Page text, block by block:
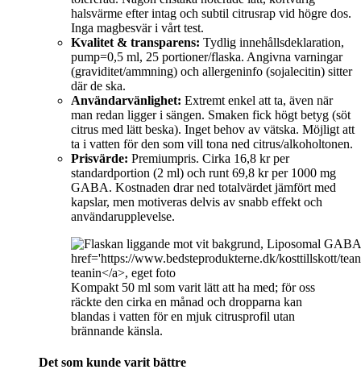
halsvärme efter intag och subtil citrusrap vid högre dos.
Inga magbesvär i vårt test.
Kvalitet & transparens: Tydlig innehållsdeklaration,
pump=0,5 ml, 25 portioner/flaska. Angivna varningar
(graviditet/ammning) och allergeninfo (sojalecitin) sitter
där de ska.
Användarvänlighet: Extremt enkel att ta, även när
man redan ligger i sängen. Smaken fick högt betyg (söt
citrus med lätt beska). Inget behov av vätska. Möjligt att
ta i vatten för den som vill tona ned citrus/alkoholtonen.
Prisvärde: Premiumpris. Cirka 16,8 kr per
standardportion (2 ml) och runt 69,8 kr per 1000 mg
GABA. Kostnaden drar ned totalvärdet jämfört med
kapslar, men motiveras delvis av snabb effekt och
användarupplevelse.
Kompakt 50 ml som varit lätt att ha med; för oss
räckte den cirka en månad och dropparna kan
blandas i vatten för en mjuk citrusprofil utan
brännande känsla.
Det som kunde varit bättre